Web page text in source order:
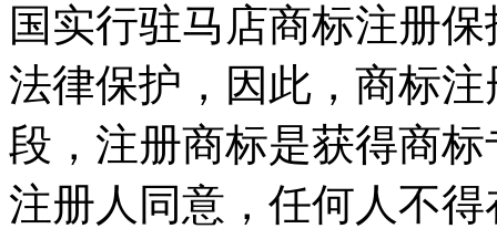
国实行驻马店商标注册
法律保护，因此，商标
段，注册商标是获得商
注册人同意，任何人不